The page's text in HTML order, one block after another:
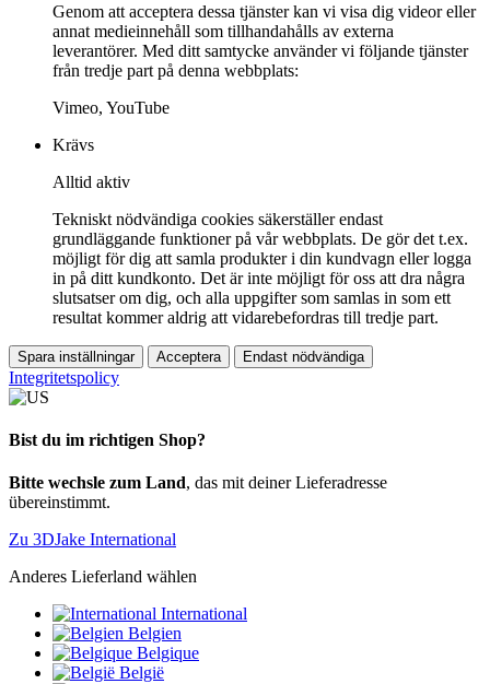
Genom att acceptera dessa tjänster kan vi visa dig videor eller
annat medieinnehåll som tillhandahålls av externa
leverantörer. Med ditt samtycke använder vi följande tjänster
från tredje part på denna webbplats:
Vimeo, YouTube
Krävs
Alltid aktiv
Tekniskt nödvändiga cookies säkerställer endast
grundläggande funktioner på vår webbplats. De gör det t.ex.
möjligt för dig att samla produkter i din kundvagn eller logga
in på ditt kundkonto. Det är inte möjligt för oss att dra några
slutsatser om dig, och alla uppgifter som samlas in som ett
resultat kommer aldrig att vidarebefordras till tredje part.
Spara inställningar Acceptera Endast nödvändiga
Integritetspolicy
Bist du im richtigen Shop?
Bitte wechsle zum Land, das mit deiner Lieferadresse
übereinstimmt.
Zu 3DJake International
Anderes Lieferland wählen
International
Belgien
Belgique
België